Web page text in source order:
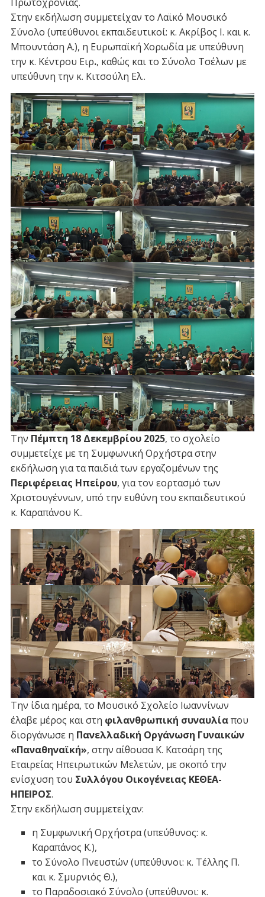
Πρωτοχρονιάς.
Στην εκδήλωση συμμετείχαν το Λαϊκό Μουσικό
Σύνολο (υπεύθυνοι εκπαιδευτικοί: κ. Ακρίβος Ι. και κ.
Μπουντάση Α.), η Ευρωπαϊκή Χορωδία με υπεύθυνη
την κ. Κέντρου Ειρ., καθώς και το Σύνολο Τσέλων με
υπεύθυνη την κ. Κιτσούλη Ελ..
Την Πέμπτη 18 Δεκεμβρίου 2025, το σχολείο
συμμετείχε με τη Συμφωνική Ορχήστρα στην
εκδήλωση για τα παιδιά των εργαζομένων της
Περιφέρειας Ηπείρου, για τον εορτασμό των
Χριστουγέννων, υπό την ευθύνη του εκπαιδευτικού
κ. Καραπάνου Κ..
Την ίδια ημέρα, το Μουσικό Σχολείο Ιωαννίνων
έλαβε μέρος και στη φιλανθρωπική συναυλίαπου
διοργάνωσε η Πανελλαδική Οργάνωση Γυναικών
«Παναθηναϊκή», στην αίθουσα Κ. Κατσάρη της
Εταιρείας Ηπειρωτικών Μελετών, με σκοπό την
ενίσχυση του Συλλόγου Οικογένειας ΚΕΘΕΑ-
ΗΠΕΙΡΟΣ.
Στην εκδήλωση συμμετείχαν:
η Συμφωνική Ορχήστρα (υπεύθυνος: κ.
Καραπάνος Κ.),
το Σύνολο Πνευστών (υπεύθυνοι: κ. Τέλλης Π.
και κ. Σμυρνιός Θ.),
το Παραδοσιακό Σύνολο (υπεύθυνοι: κ.